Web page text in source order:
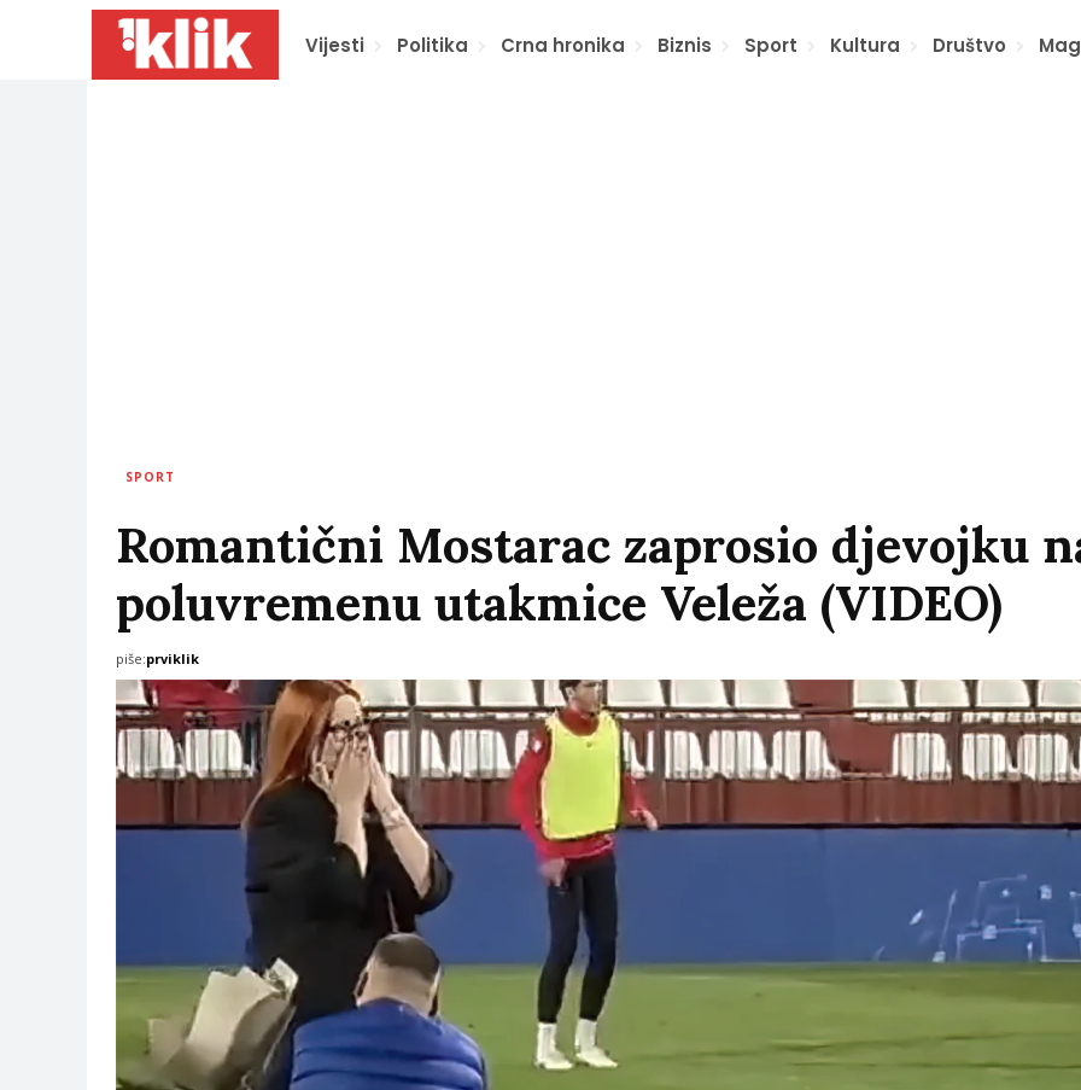
Vijesti Politika Crna hronika Biznis Sport Kultura Društvo
SPORT
Romantični Mostarac zaprosio djevojku
poluvremenu utakmice Veleža (VIDEO)
piše:prviklik